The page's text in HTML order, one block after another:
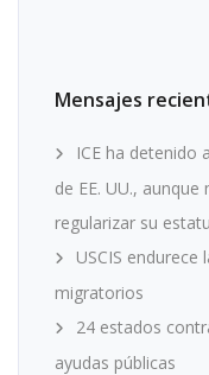
Mensajes
ICE ha detenido
de EE. UU.,
regularizar su
USCIS
migratorios
24 estados
ayudas públicas